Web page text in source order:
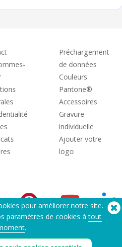
Préchargement
de données
Couleurs
Pantone®
Accessoires
Gravure
individuelle
Ajouter votre
logo
pour améliorer notre site.
paramètres de cookies àtout
.